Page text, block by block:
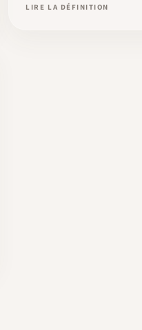
LIRE LA DÉFINITION